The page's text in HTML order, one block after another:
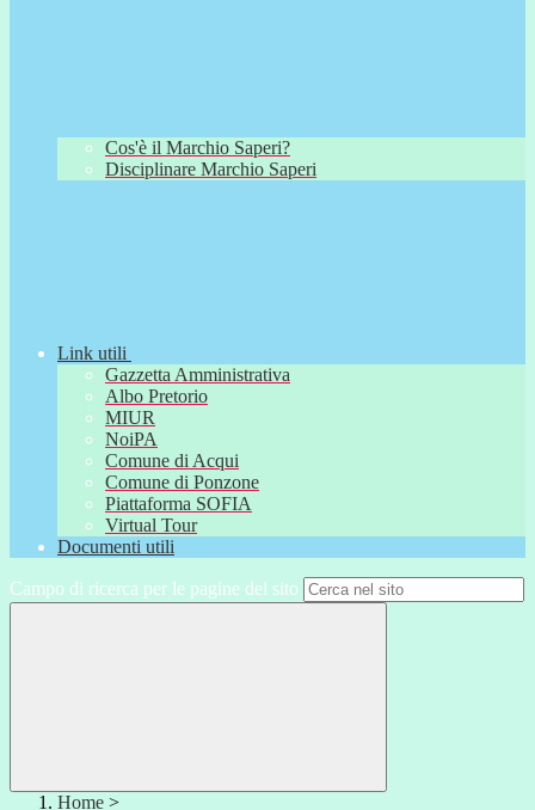
Cos'è il Marchio Saperi?
Disciplinare Marchio Saperi
Link utili
Gazzetta Amministrativa
Albo Pretorio
MIUR
NoiPA
Comune di Acqui
Comune di Ponzone
Piattaforma SOFIA
Virtual Tour
Documenti utili
Campo di ricerca per le pagine del sito
Home >